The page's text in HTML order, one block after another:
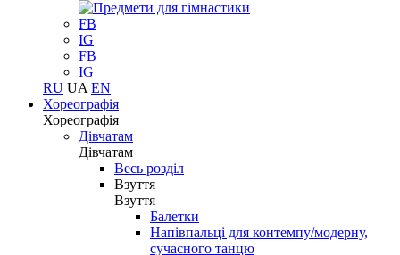
FB
IG
FB
IG
RU UA EN
Хореографія
Хореографія
Дівчатам
Дівчатам
Весь розділ
Взуття
Взуття
Балетки
Напівпальці для контемпу/модерну,
сучасного танцю